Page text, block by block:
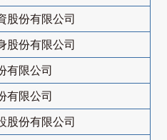
股份有限公司
股份有限公司
有限公司
有限公司
股份有限公司